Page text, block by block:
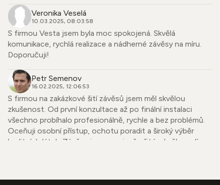
Veronika Veselá
10.03.2025, 08:03:58
S firmou Vesta jsem byla moc spokojená. Skvělá
komunikace, rychlá realizace a nádherné závěsy na míru.
Doporučuji!
Petr Semenov
16.02.2025, 12:06:53
S firmou na zakázkové šití závěsů jsem měl skvělou
zkušenost. Od první konzultace až po finální instalaci
všechno probíhalo profesionálně, rychle a bez problémů.
Oceňuji osobní přístup, ochotu poradit a široký výběr
kvalitních látek. Závěsy jsou precizně ušité, skvěle sedí a